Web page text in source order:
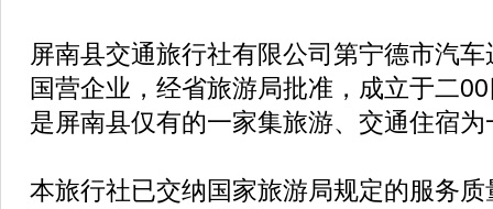
屏南县交通旅行社有限公司第宁德市汽
国营企业，经省旅游局批准，成立于二
是屏南县仅有的一家集旅游、交通住宿
本旅行社已交纳国家旅游局规定的服务